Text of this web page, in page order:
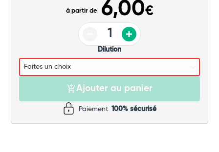
à partir de 6,00€
Dilution
Ajouter au panier
Paiement 100% sécurisé